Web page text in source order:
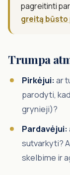
pagreitinti
greitą būsto
Trumpa
Pirkėjui:ar
parodyti,
grynieji)?
Pardavėjui:
sutvarkyti?
skelbime ir